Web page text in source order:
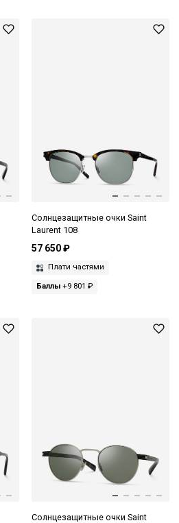
Солнцезащитные очки Saint
Laurent 108
57 650 ₽
Плати частями
Баллы+9 801 ₽
Солнцезащитные очки Saint